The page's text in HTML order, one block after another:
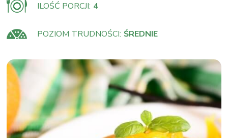
ILOŚĆ PORCJI: 4
POZIOM TRUDNOŚCI: ŚREDNIE